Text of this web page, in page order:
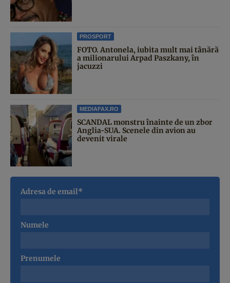
PROSPORT
FOTO. Antonela, iubita mult mai tânără
a milionarului Arpad Paszkany, în
jacuzzi
MEDIAFAX.RO
SCANDAL monstru înainte de un zbor
Anglia-SUA. Scenele din avion au
devenit virale
Adresa de email*
Numele
Prenumele